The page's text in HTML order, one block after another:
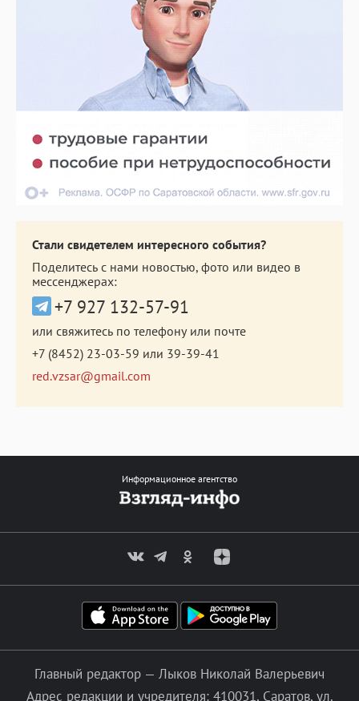
Стали свидетелем интересного события?
Поделитесь с нами новостью, фото или видео в
мессенджерах:
+7 927 132-57-91
или свяжитесь по телефону или почте
+7 (8452) 23-03-59 или 39-39-41
red.vzsar@gmail.com
Информационное агентство
Главный редактор — Лыков Николай Валерьевич
Адрес редакции и учредителя: 410031, Саратов, ул.